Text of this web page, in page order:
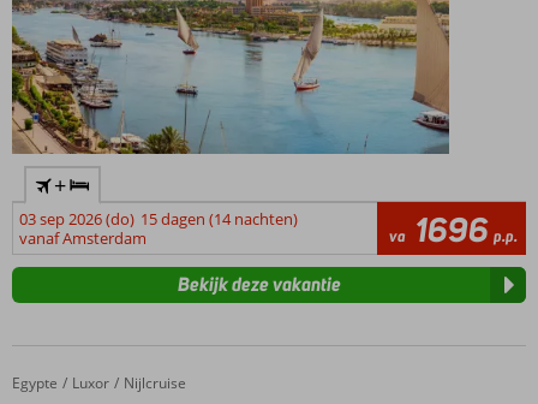
+
03 sep 2026 (do) 15 dagen (14 nachten)
vanaf Amsterdam
va 1696 p.p.
Bekijk deze vakantie
Home
Egypte Luxor Nijlcruise
Nijlcruise 5* & Cook's Club El Gouna 4*